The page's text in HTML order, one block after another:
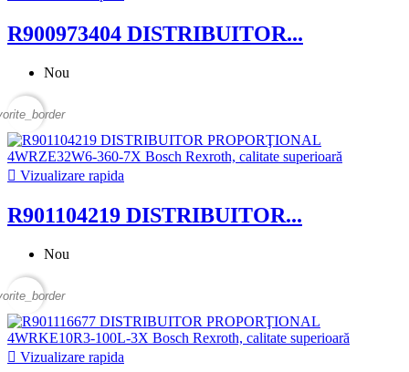
R900973404 DISTRIBUITOR...
Nou
 Vizualizare rapida
R901104219 DISTRIBUITOR...
Nou
 Vizualizare rapida